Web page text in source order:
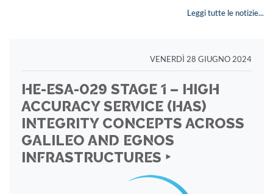
Leggi tutte le notizie...
VENERDÌ 28 GIUGNO 2024
HE-ESA-029 STAGE 1 – HIGH
ACCURACY SERVICE (HAS)
INTEGRITY CONCEPTS ACROSS
GALILEO AND EGNOS
INFRASTRUCTURES ‣